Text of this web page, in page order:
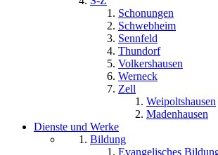
Schonungen
Schwebheim
Sennfeld
Thundorf
Volkershausen
Werneck
Zell
Weipoltshausen
Madenhausen
Dienste und Werke
Bildung
Evangelisches